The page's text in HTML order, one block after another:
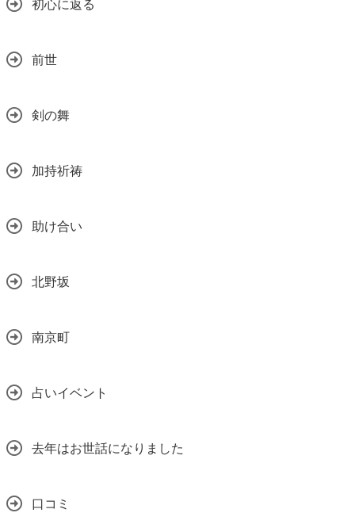
初心に返る
前世
剣の舞
加持祈祷
助け合い
北野坂
南京町
占いイベント
去年はお世話になりました
口コミ